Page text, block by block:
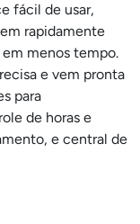
fácil de usar,
rapidamente
menos tempo.
e vem pronta
para
de horas e
e central de